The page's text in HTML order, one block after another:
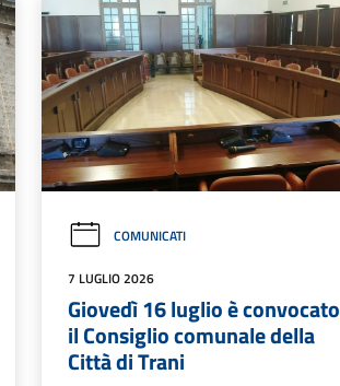
COMUNICATI
7 LUGLIO 2026
Giovedì 16 luglio è convocato
il Consiglio comunale della
Città di Trani